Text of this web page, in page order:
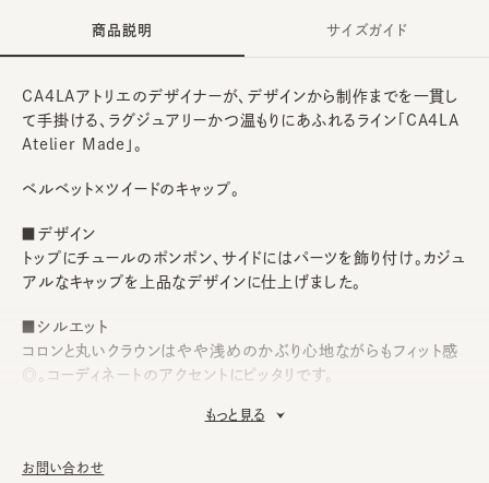
商品説明
CA4LAアトリエのデザイナーが、デザインから制作までを一貫し
て手掛ける、ラグジュアリーかつ温もりにあふれるライン「CA4LA
Atelier Made」。
ベルベット×ツイードのキャップ。
■デザイン
トップにチュールのポンポン、サイドにはパーツを飾り付け。カジュ
アルなキャップを上品なデザインに仕上げました。
■シルエット
コロンと丸いクラウンはやや浅めのかぶり心地ながらもフィット感
◎。コーディネートのアクセントにピッタリです。
す。
もっと見る
サイズガイド
お問い合わせ